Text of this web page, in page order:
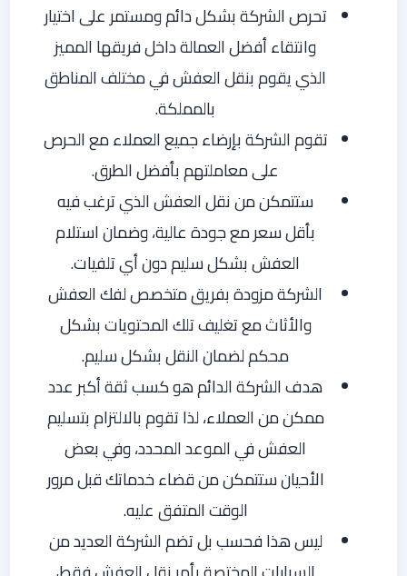
تحرص الشركة بشكل دائم ومستمر على اختيار
وانتقاء أفضل العمالة داخل فريقها المميز
الذي يقوم بنقل العفش في مختلف المناطق
بالمملكة.
تقوم الشركة بإرضاء جميع العملاء مع الحرص
على معاملتهم بأفضل الطرق.
ستتمكن من نقل العفش الذي ترغب فيه
بأقل سعر مع جودة عالية، وضمان استلام
العفش بشكل سليم دون أي تلفيات.
الشركة مزودة بفريق متخصص لفك العفش
والأثاث مع تغليف تلك المحتويات بشكل
محكم لضمان النقل بشكل سليم.
هدف الشركة الدائم هو كسب ثقة أكبر عدد
ممكن من العملاء، لذا تقوم بالالتزام بتسليم
العفش في الموعد المحدد، وفي بعض
الأحيان ستتمكن من قضاء خدماتك قبل مرور
الوقت المتفق عليه.
ليس هذا فحسب بل تضم الشركة العديد من